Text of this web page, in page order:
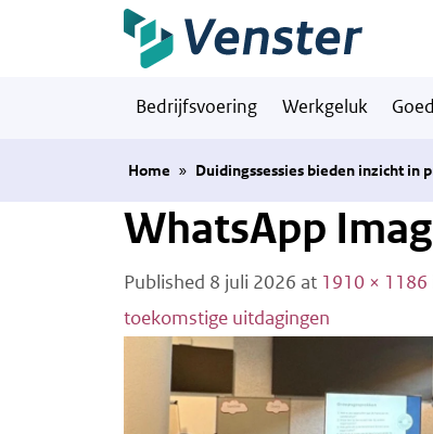
Naar hoofdinhoud
Bedrijfsvoering Werkgeluk
Home » Duidingssessies bieden inzicht in
WhatsApp
Published 8 juli 2026 at 1910 × 1186
toekomstige uitdagingen